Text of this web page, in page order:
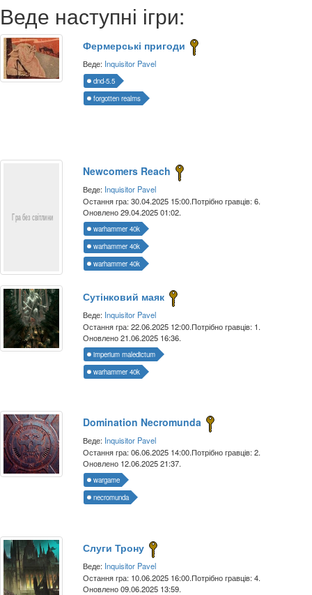
Веде наступні ігри:
Фермерські пригоди
Веде: Inquisitor Pavel
dnd-5.5
forgotten realms
Newcomers Reach
Веде: Inquisitor Pavel
Остання гра: 30.04.2025 15:00.Потрібно гравців: 6.
Оновлено 29.04.2025 01:02.
warhammer 40k
warhammer 40k
warhammer 40k
Сутінковий маяк
Веде: Inquisitor Pavel
Остання гра: 22.06.2025 12:00.Потрібно гравців: 1.
Оновлено 21.06.2025 16:36.
imperium maledictum
warhammer 40k
Domination Necromunda
Веде: Inquisitor Pavel
Остання гра: 06.06.2025 14:00.Потрібно гравців: 2.
Оновлено 12.06.2025 21:37.
wargame
necromunda
Слуги Трону
Веде: Inquisitor Pavel
Остання гра: 10.06.2025 16:00.Потрібно гравців: 4.
Оновлено 09.06.2025 13:59.